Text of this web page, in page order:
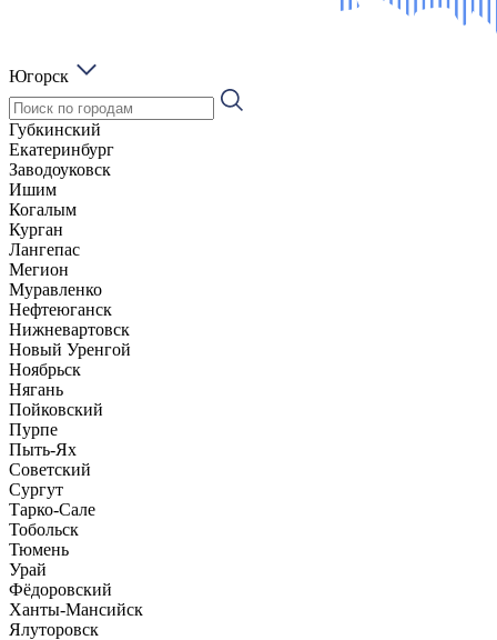
Югорск
Губкинский
Екатеринбург
Заводоуковск
Ишим
Когалым
Курган
Лангепас
Мегион
Муравленко
Нефтеюганск
Нижневартовск
Новый Уренгой
Ноябрьск
Нягань
Пойковский
Пурпе
Пыть-Ях
Советский
Сургут
Тарко-Сале
Тобольск
Тюмень
Урай
Фёдоровский
Ханты-Мансийск
Ялуторовск